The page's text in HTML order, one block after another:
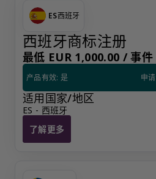
ES西班牙
西班牙商标注册
最低 EUR 1,000.00 /事件
产品有效: 是 申
适用国家/地区
ES - 西班牙
了解更多
西班牙商标注册